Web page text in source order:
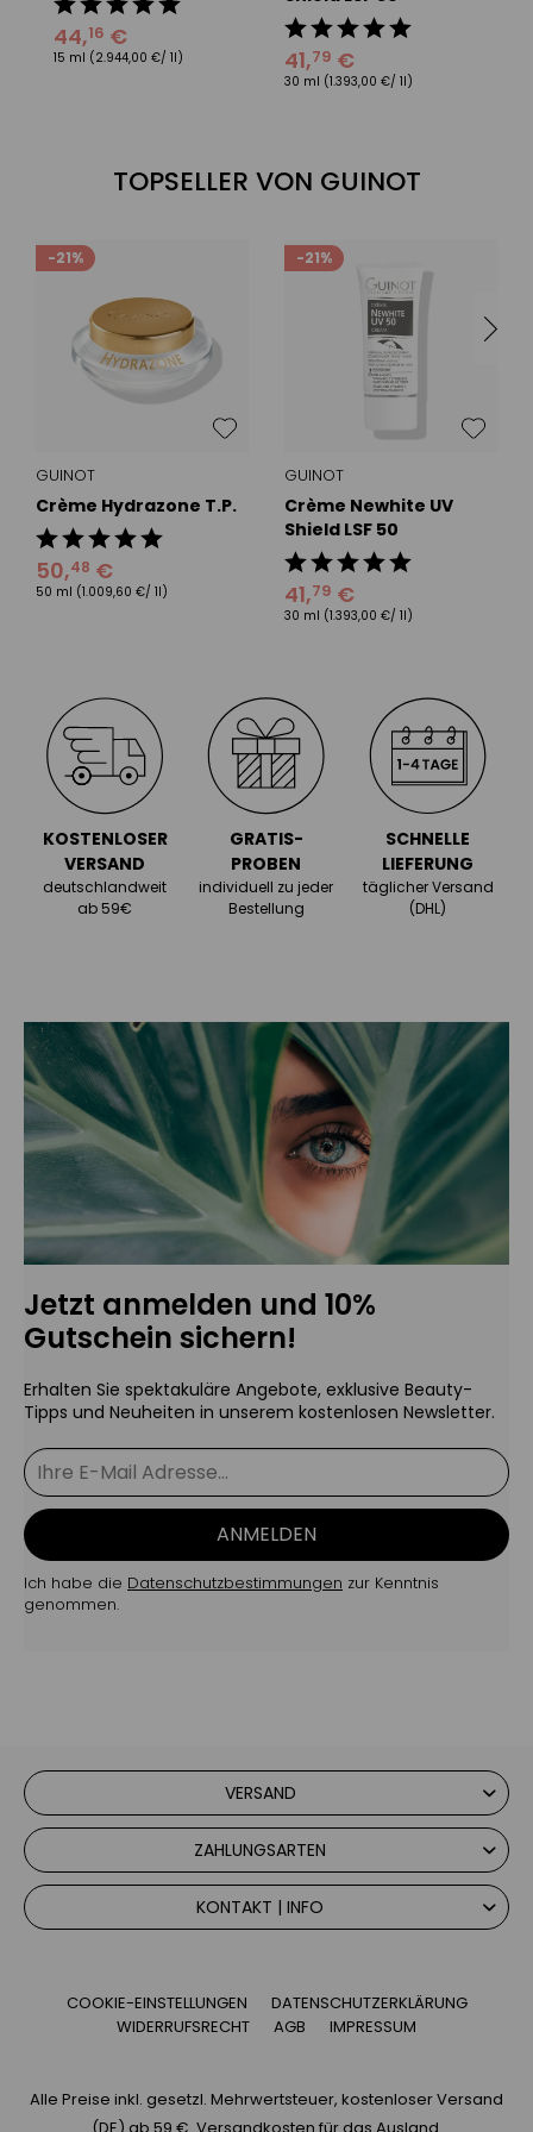
44,16 €
15 ml (2.944,00 €/ 1l) 41,79 €
30 ml (1.393,00 €/ 1l)
TOPSELLER VON GUINOT
-21%
GUINOT
Crème Hydrazone T.P.
50,48 €
50 ml (1.009,60 €/ 1l)
-21%
GUINOT
Crème Newhite UV
Shield LSF 50
41,79 €
30 ml (1.393,00 €/ 1l)
KOSTENLOSER
VERSAND
deutschlandweit
ab 59€
GRATIS-
PROBEN
individuell zu jeder
Bestellung
SCHNELLE
LIEFERUNG
täglicher Versand
(DHL)
Jetzt anmelden und 10%
Gutschein sichern!
Erhalten Sie spektakuläre Angebote, exklusive Beauty-
Tipps und Neuheiten in unserem kostenlosen Newsletter.
ANMELDEN
Ich habe die Datenschutzbestimmungen zur Kenntnis
genommen.
VERSAND
ZAHLUNGSARTEN
KONTAKT | INFO
COOKIE-EINSTELLUNGEN
DATENSCHUTZERKLÄRUNG
WIDERRUFSRECHT
AGB IMPRESSUM
Alle Preise inkl. gesetzl. Mehrwertsteuer, kostenloser Versand